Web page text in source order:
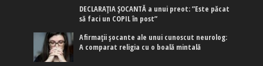
DECLARAȚIA ȘOCANTĂ a unui preot: ”Este păcat
să faci un COPIL în post”
Afirmaţii şocante ale unui cunoscut neurolog:
A comparat religia cu o boală mintală